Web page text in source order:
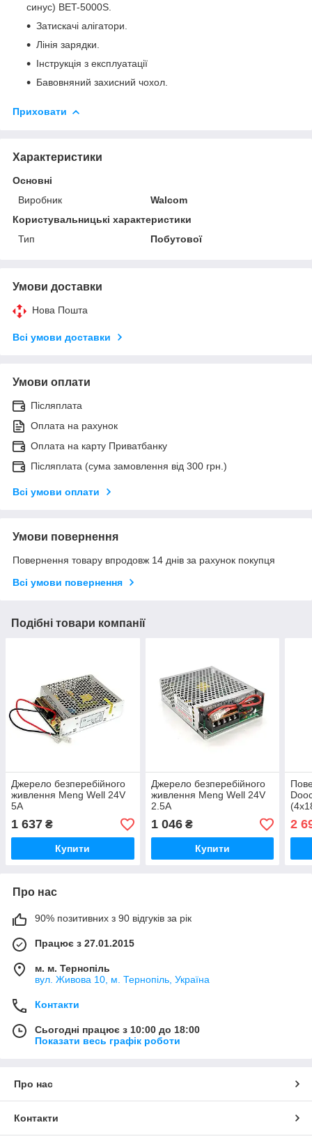
синус) BET-5000S.
Затискачі алігатори.
Лінія зарядки.
Інструкція з експлуатації
Бавовняний захисний чохол.
Приховати
Характеристики
Основні
Виробник
Walcom
Користувальницькі характеристики
Тип
Побутової
Умови доставки
Нова Пошта
Всі умови доставки
Умови оплати
Післяплата
Оплата на рахунок
Оплата на карту Приватбанку
Післяплата (сума замовлення від 300 грн.)
Всі умови оплати
Умови повернення
Повернення товару впродовж 14 днів за рахунок покупця
Всі умови повернення
Подібні товари компанії
Джерело безперебійного
живлення Meng Well 24V
5А
1 637 ₴
Купити
Джерело безперебійного
живлення Meng Well 24V
2.5А
1 046₴
Купити
мА
2
Про нас
90% позитивних з 90 відгуків за рік
Працює з 27.01.2015
м. м. Тернопіль
вул. Живова 10, м. Тернопіль, Україна
Контакти
Сьогодні працює з 10:00 до 18:00
Показати весь графік роботи
Про нас
Контакти